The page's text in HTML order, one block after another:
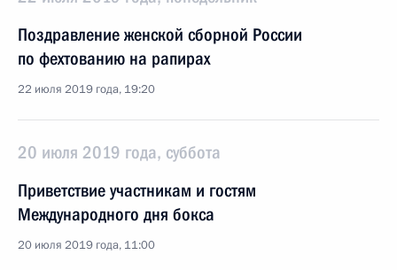
Поздравление женской сборной России
по фехтованию на рапирах
22 июля 2019 года, 19:20
20 июля 2019 года, суббота
Приветствие участникам и гостям
Международного дня бокса
20 июля 2019 года, 11:00